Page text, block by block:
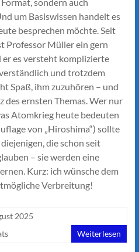
um Basiswissen handelt es
besprechen möchte. Seit
Professor Müller ein gern
es versteht komplizierte
und trotzdem
Spaß, ihm zuzuhören – und
des ernsten Themas. Wer nur
Atomkrieg heute bedeuten
von „Hiroshima“) sollte
die schon seit
– sie werden eine
Kurz: ich wünsche dem
Verbreitung!
2025
Weiterlesen